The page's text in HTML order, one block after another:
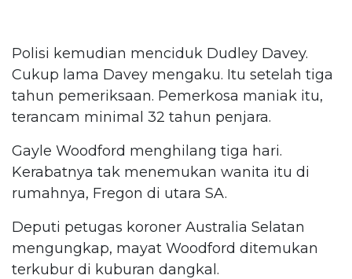
Polisi kemudian menciduk Dudley Davey.
Cukup lama Davey mengaku. Itu setelah tiga
tahun pemeriksaan. Pemerkosa maniak itu,
terancam minimal 32 tahun penjara.
Gayle Woodford menghilang tiga hari.
Kerabatnya tak menemukan wanita itu di
rumahnya, Fregon di utara SA.
Deputi petugas koroner Australia Selatan
mengungkap, mayat Woodford ditemukan
terkubur di kuburan dangkal.